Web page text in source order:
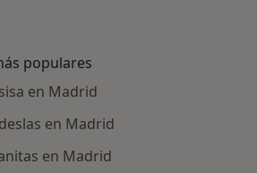
populares
en Madrid
en Madrid
en Madrid